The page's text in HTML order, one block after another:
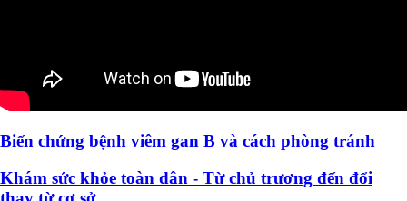
Biến chứng bệnh viêm gan B và cách phòng tránh
Khám sức khỏe toàn dân - Từ chủ trương đến đổi